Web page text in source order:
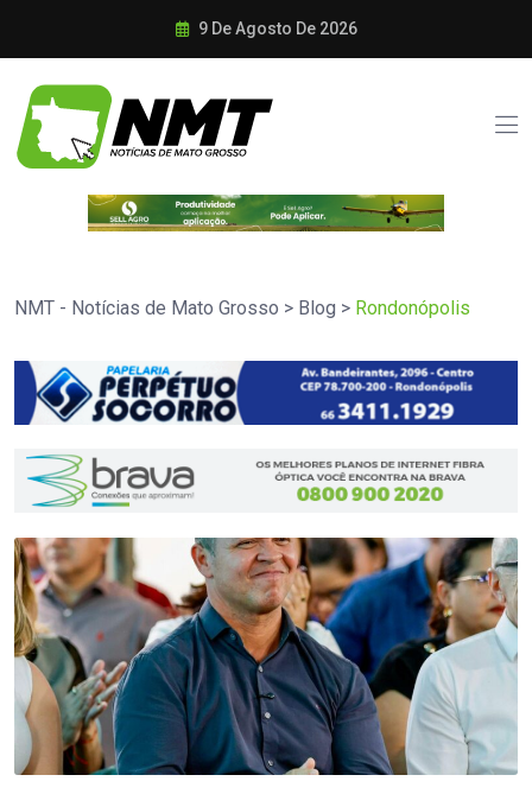
9 De Agosto De 2026
NMT - Notícias de Mato Grosso > Blog > Rondonópolis